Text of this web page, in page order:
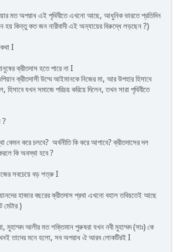
মত অপরাধ এই পৃথিবীতে এখনো আছে, আধুনিক ভারতে প্রতিদিন
হয় কিন্তু কত জন নারীবাদী এই অন্যায়ের বিরুদ্ধে লড়ছেন ?)
I
ক্রীতদাস হতে পারে না I
ক্রীতদাসী উম্মে আইমানকে নিজের মা, আর উপহার হিসাবে
হিসাবে যখন সমাজে পরিচয় করিয়ে দিলেন, তখন সারা পৃথিবীতে
?
কেমন করে চলবে? অর্থনীতি কি করে আগাবে? ক্রীতদাসের দল
কি অবস্থা হবে ?
সবচেয়ে বড় শত্রু I
হাজার বছরের ক্রীতদাস প্রথা এখনো বহাল তবিয়তেই আছে
মেটার )
মুহাম্মদ আলীর মত শক্তিমান পুরুষরা যখন নবী মুহাম্মদ (সাঃ) কে
তাদের মনে হলো, সব অপরাধ ঐ আরব লোকটিরই I